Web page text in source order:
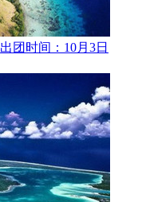
出团时间：10月3日